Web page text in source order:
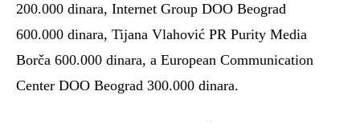
200.000 dinara, Internet Group DOO Beograd
600.000 dinara, Tijana Vlahović PR Purity Media
Borča 600.000 dinara, a European Communication
Center DOO Beograd 300.000 dinara.